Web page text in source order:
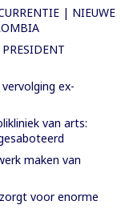
| NIEUWE
ex-
van arts:
maken van
voor enorme